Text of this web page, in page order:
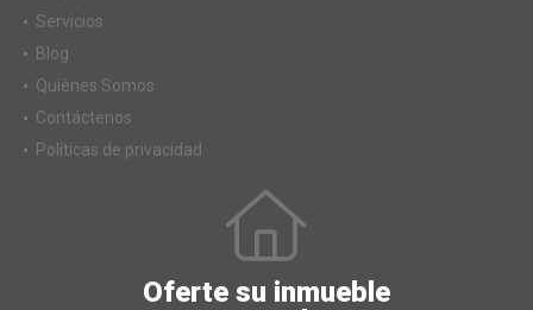
Servicios
Blog
Quiénes Somos
Contáctenos
Políticas de privacidad
Oferte su inmueble